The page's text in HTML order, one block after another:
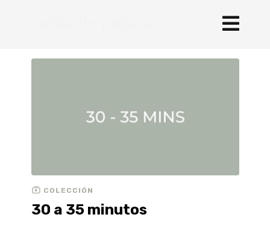
COLECCIÓN
30 a 35 minutos